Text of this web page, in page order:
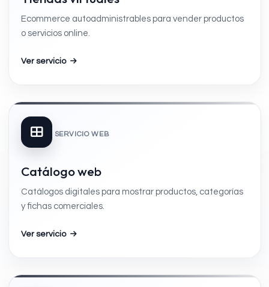
Ecommerce autoadministrables para vender productos
o servicios online.
Ver servicio
SERVICIO WEB
Catálogo web
Catálogos digitales para mostrar productos, categorías
y fichas comerciales.
Ver servicio